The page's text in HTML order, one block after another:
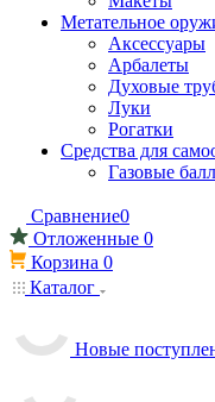
Метательное
Аксессуары
Арбалеты
Духовые
Луки
Рогатки
Средства для
Газовые
Сравнение0
Отложенные 0
Корзина 0
Каталог
Новые